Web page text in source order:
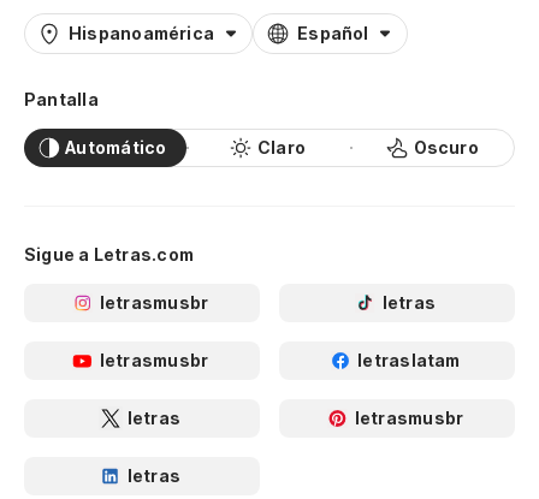
Hispanoamérica Español
Pantalla
Automático Claro Oscuro
Sigue a Letras.com
letrasmusbr letras
letrasmusbr letraslatam
letras letrasmusbr
letras